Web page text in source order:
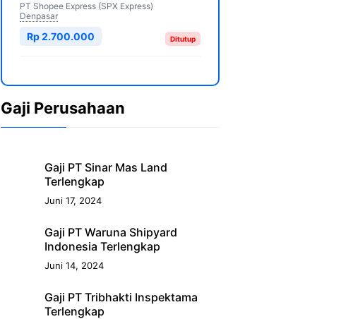
PT Shopee Express (SPX Express)
Denpasar
Ditutup
Rp 2.700.000
Gaji Perusahaan
Gaji PT Sinar Mas Land
Terlengkap
Juni 17, 2024
Gaji PT Waruna Shipyard
Indonesia Terlengkap
Juni 14, 2024
Gaji PT Tribhakti Inspektama
Terlengkap